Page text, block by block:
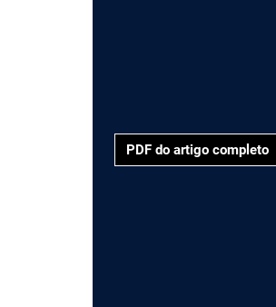
PDF do artigo completo